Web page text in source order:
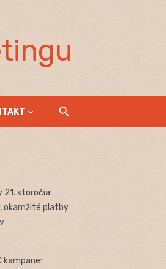
21. storočia:
okamžité platby
kampane: